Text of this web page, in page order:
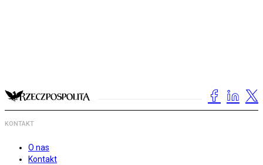
KONTAKT
O nas
Kontakt